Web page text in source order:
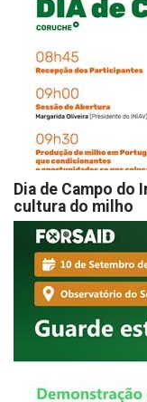
Dia de Campo do
cultura do milho